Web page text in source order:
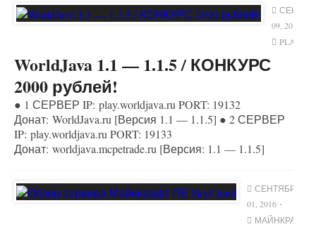
09, 2017
WorldJava 1.1 — 1.1.5 / КОНКУРС
2000 рублей!
● 1 СЕРВЕР IP: play.worldjava.ru PORT: 19132
Донат: WorldJava.ru [Версия 1.1 — 1.1.5] ● 2 СЕРВЕР
IP: play.worldjava.ru PORT: 19133
Донат: worldjava.mcpetrade.ru [Версия: 1.1 — 1.1.5]
СЕНТЯБРЬ
01, 2016